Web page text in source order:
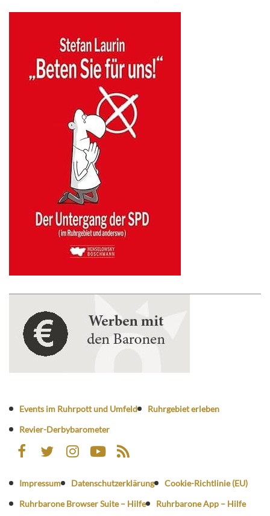
Events im Ruhrpott und Umfeld
Ruhrgebiet erleben
Revier-Derbybarometer
Impressum Datenschutzerklärung
Cookie-Richtlinie (EU)
Ruhrbarone Browser Suite – Hilfe
Ruhrbarone App – Hilfe